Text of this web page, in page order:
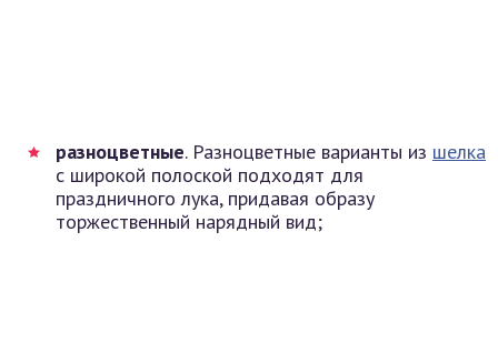
разноцветные. Разноцветные варианты из шелка
с широкой полоской подходят для
праздничного лука, придавая образу
торжественный нарядный вид;